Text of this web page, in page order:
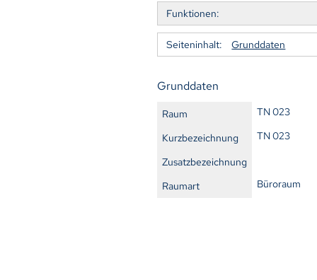
Funktionen:
Seiteninhalt: Grunddaten
Grunddaten
Raum
TN 023
Kurzbezeichnung
TN 023
Zusatzbezeichnung
Raumart
Büroraum